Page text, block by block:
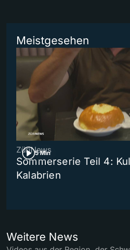
Meistgesehen
5 Min
ZüriNews
Sommerserie Teil 4:
Kalabrien
Weitere News